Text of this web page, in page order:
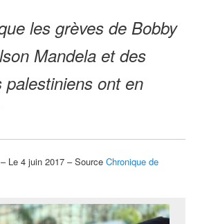
les grèves de Bobby
Mandela et des
palestiniens ont en
Le 4 juin 2017 – SourceChronique de